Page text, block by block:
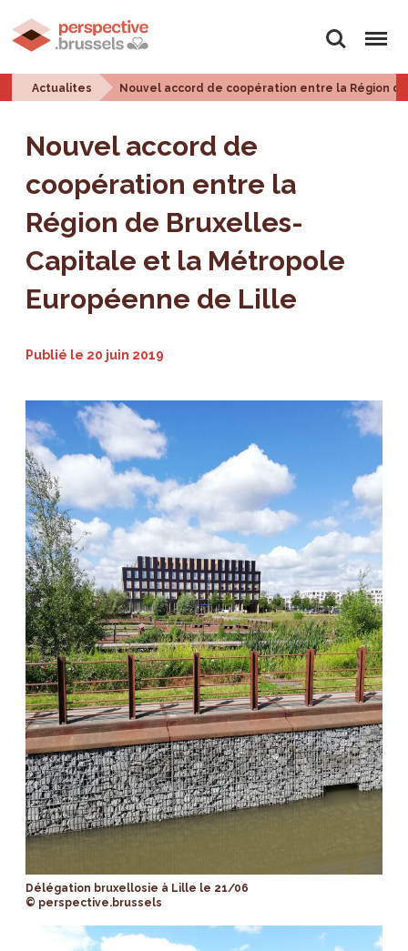
Rechercher
Menu
Actualites Nouvel accord de coopération entre la Région
Nouvel accord de
coopération entre la
Région de Bruxelles-
Capitale et la Métropole
Européenne de Lille
Publié le 20 juin 2019
Délégation bruxellosie à Lille le 21/06
© perspective.brussels